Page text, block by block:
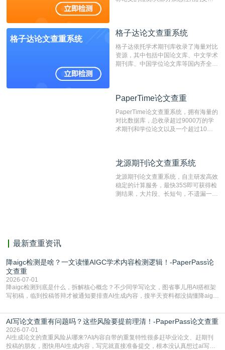
编辑部检测来稿和已发表的文献,检测
测时注意填写第一作者,才能排除已发
表文献复制比。（限制字符数1万）
格子达论文查重系统
格子达论文查重系统
格子达依托学术期刊库收录了海量对比
资源，其中包括中国论文库、中文学术
期刊库、中国学位论文库等国内齐全的
系统，可检测中文、英文两种语言的论
PaperTime论文查重
PaperTime论文查重系统，拥有海量的
对比数据库，总收录超过9000万的学
术期刊和学位论文以及一个超过10亿
对，利用指纹索引快速而精准地在云检
有相似的片段，该项技术检测速度快、
准确率高，市场反映良好。
龙源期刊论文查重系统
龙源期刊论文查重系统，自主研发高效
稳定的计算服务，最快35S即可获得检
测结果，大片段、长短句，不遗漏一处
最新查重资讯
降aigc检测是啥？一文读懂AIGC学术内容检测逻辑！-PaperPass论
文查重
2026-07-01
降aigc检测到底是什么，拆解核心概念？不少同学写论文，图省事儿用AI搭框架
写初稿，临到投稿答辩才被通知要排查AI生成内容，搜半天资料都没搞懂降aigc
怕是已经入行的科研人员，不少人也搞不清降aigc检测是啥，对相关要求摸不
准。其实，降aigc检测是伴随AIGC工具在学术领域普及诞生的新需求，核心是为
了满足现在高校、期刊对AI生
AI写论文查重有问题吗？这些风险要提前理清！-PaperPass论文查重
2026-07-01
AI生成论文的查重风险从哪来?AI内容自带的重复特性很多赶毕业论文、赶期刊
投稿的朋友，图快用AI生成内容，写完就直接准备提交，根本没认真想过ai写论